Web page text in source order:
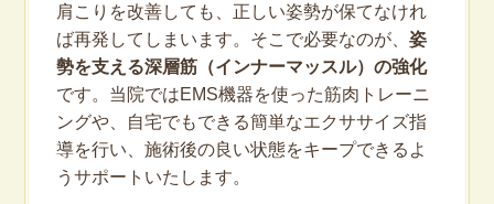
肩こりを改善しても、正しい姿勢が保てなけれ
ば再発してしまいます。そこで必要なのが、 姿
勢を支える深層筋（インナーマッスル）の強化
です。当院ではEMS機器を使った筋肉トレーニ
ングや、自宅でもできる簡単なエクササイズ指
導を行い、施術後の良い状態をキープできるよ
うサポートいたします。